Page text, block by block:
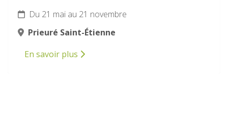
Du 21 mai au 21 novembre
Prieuré Saint-Étienne
En savoir plus